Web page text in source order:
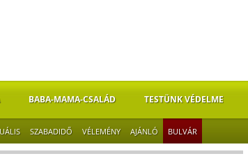
BABA-MAMA-CSALÁD TESTÜNK VÉDELME
SZABADIDŐ VÉLEMÉNY AJÁNLÓ BULVÁR